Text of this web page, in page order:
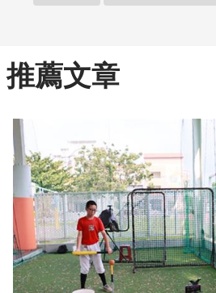
推薦文章